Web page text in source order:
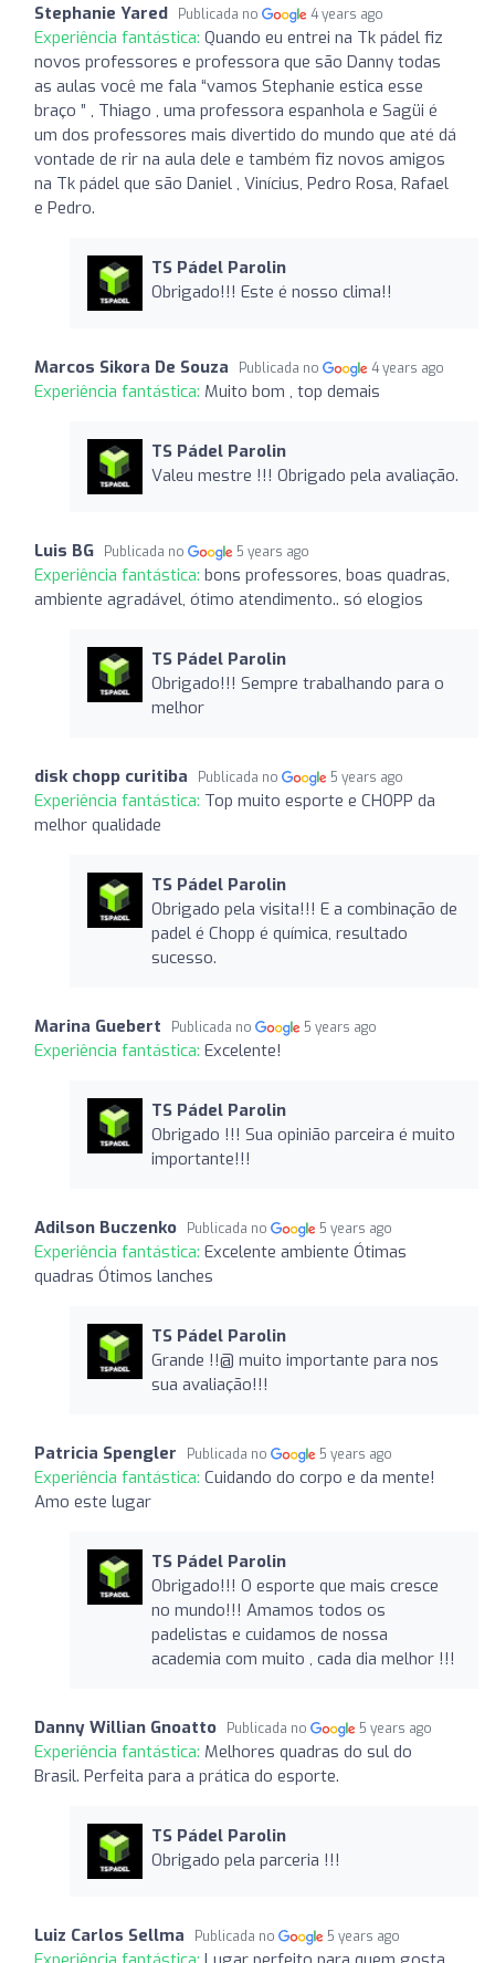
Stephanie Yared Publicada no 4 years ago
Experiência fantástica: Quando eu entrei na Tk pádel fiz
novos professores e professora que são Danny todas
as aulas você me fala “vamos Stephanie estica esse
braço ” , Thiago , uma professora espanhola e Sagüi é
um dos professores mais divertido do mundo que até dá
vontade de rir na aula dele e também fiz novos amigos
na Tk pádel que são Daniel , Vinícius, Pedro Rosa, Rafael
e Pedro.
TS Pádel Parolin
Obrigado!!! Este é nosso clima!!
Marcos Sikora De Souza Publicada no 4 years ago
Experiência fantástica: Muito bom , top demais
TS Pádel Parolin
Valeu mestre !!! Obrigado pela avaliação.
Luis BG Publicada no 5 years ago
Experiência fantástica: bons professores, boas quadras,
ambiente agradável, ótimo atendimento.. só elogios
TS Pádel Parolin
Obrigado!!! Sempre trabalhando para o
melhor
disk chopp curitiba Publicada no 5 years ago
Experiência fantástica: Top muito esporte e CHOPP da
melhor qualidade
TS Pádel Parolin
Obrigado pela visita!!! E a combinação de
padel é Chopp é química, resultado
sucesso.
Marina Guebert Publicada no 5 years ago
Experiência fantástica: Excelente!
TS Pádel Parolin
Obrigado !!! Sua opinião parceira é muito
importante!!!
Adilson Buczenko Publicada no 5 years ago
Experiência fantástica: Excelente ambiente Ótimas
quadras Ótimos lanches
TS Pádel Parolin
Grande !!@ muito importante para nos
sua avaliação!!!
Patricia Spengler Publicada no 5 years ago
Experiência fantástica: Cuidando do corpo e da mente!
Amo este lugar
TS Pádel Parolin
Obrigado!!! O esporte que mais cresce
no mundo!!! Amamos todos os
padelistas e cuidamos de nossa
academia com muito , cada dia melhor !!!
Danny Willian Gnoatto Publicada no 5 years ago
Experiência fantástica: Melhores quadras do sul do
Brasil. Perfeita para a prática do esporte.
TS Pádel Parolin
Obrigado pela parceria !!!
Luiz Carlos Sellma Publicada no 5 years ago